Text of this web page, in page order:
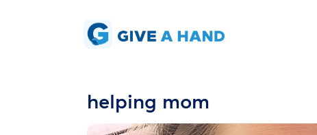
helping mom